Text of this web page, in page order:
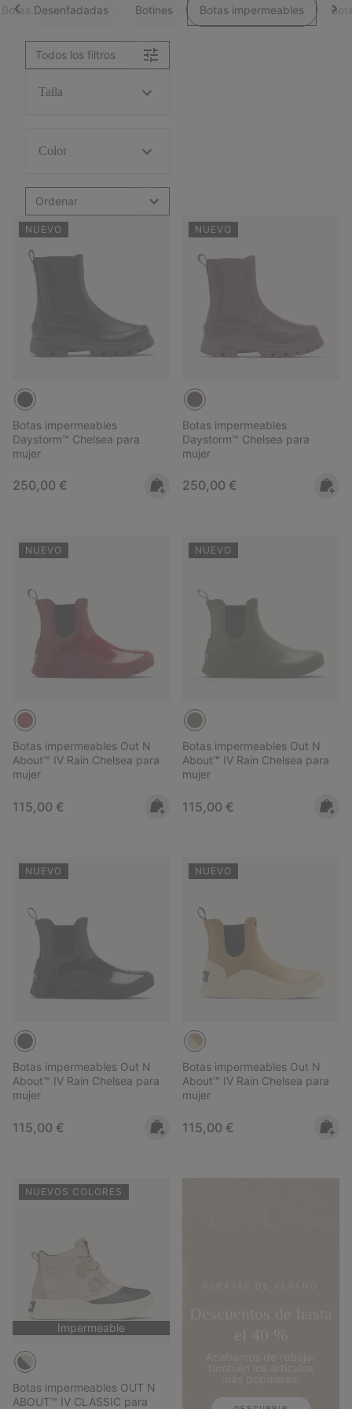
Botas Desenfadadas Botines Botas impermeables
Todos los filtros
Talla
Color
Ordenar
NUEVO
Botas impermeables
Daystorm™ Chelsea para
mujer
Regular price:
250,00 €
NUEVO
Botas impermeables
Daystorm™ Chelsea para
mujer
Regular price:
250,00 €
NUEVO
Botas impermeables Out N
About™ IV Rain Chelsea para
mujer
Regular price:
115,00 €
NUEVO
Botas impermeables Out N
About™ IV Rain Chelsea para
mujer
Regular price:
115,00 €
NUEVO
Botas impermeables Out N
About™ IV Rain Chelsea para
mujer
Regular price:
115,00 €
NUEVO
Botas impermeables Out N
About™ IV Rain Chelsea para
mujer
Regular price:
115,00 €
NUEVOS COLORES
Impermeable
Botas impermeables OUT N
ABOUT™ IV CLASSIC para